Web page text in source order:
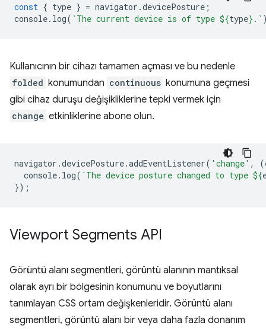
const { type } = navigator .devicePosture ;
console. log( `The current device is of type ${type} .`
Kullanıcının bir cihazı tamamen açması ve bu nedenle
folded konumundan continuous konumuna geçmesi
gibi cihaz duruşu değişikliklerine tepki vermek için
change etkinliklerine abone olun.
navigator .devicePosture.addEventListener( 'change' , (
console. log( `The device posture changed to type ${
});
Viewport Segments API
Görüntü alanı segmentleri, görüntü alanının mantıksal
olarak ayrı bir bölgesinin konumunu ve boyutlarını
tanımlayan CSS ortam değişkenleridir. Görüntü alanı
segmentleri, görüntü alanı bir veya daha fazla donanım